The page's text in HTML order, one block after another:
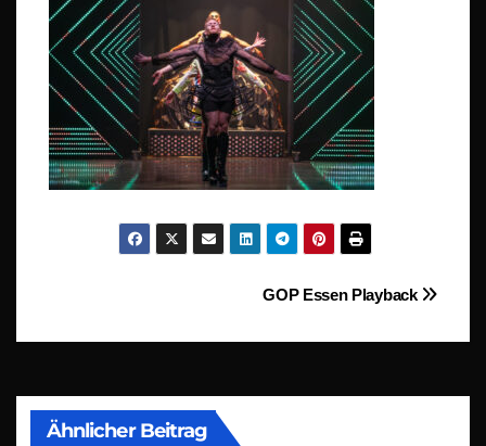
Beitragsnavigation
GOP Essen Playback
Ähnlicher Beitrag